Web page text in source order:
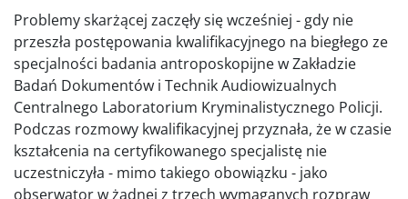
Problemy skarżącej zaczęły się wcześniej - gdy nie
przeszła postępowania kwalifikacyjnego na biegłego ze
specjalności badania antroposkopijne w Zakładzie
Badań Dokumentów i Technik Audiowizualnych
Centralnego Laboratorium Kryminalistycznego Policji.
Podczas rozmowy kwalifikacyjnej przyznała, że w czasie
kształcenia na certyfikowanego specjalistę nie
uczestniczyła - mimo takiego obowiązku - jako
obserwator w żadnej z trzech wymaganych rozpraw